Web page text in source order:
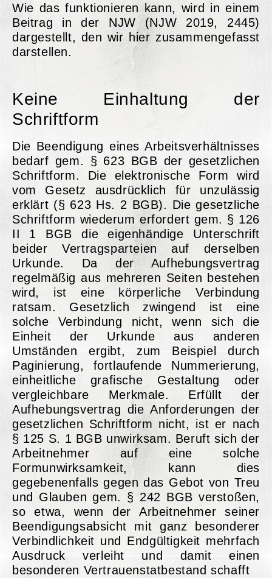
Wie das funktionieren kann, wird in einem
Beitrag in der NJW (NJW 2019, 2445)
dargestellt, den wir hier zusammengefasst
darstellen.
Keine Einhaltung der
Schriftform
Die Beendigung eines Arbeitsverhältnisses
bedarf gem. § 623 BGB der gesetzlichen
Schriftform. Die elektronische Form wird
vom Gesetz ausdrücklich für unzulässig
erklärt (§ 623 Hs. 2 BGB). Die gesetzliche
Schriftform wiederum erfordert gem. § 126
II 1 BGB die eigenhändige Unterschrift
beider Vertragsparteien auf derselben
Urkunde. Da der Aufhebungsvertrag
regelmäßig aus mehreren Seiten bestehen
wird, ist eine körperliche Verbindung
ratsam. Gesetzlich zwingend ist eine
solche Verbindung nicht, wenn sich die
Einheit der Urkunde aus anderen
Umständen ergibt, zum Beispiel durch
Paginierung, fortlaufende Nummerierung,
einheitliche grafische Gestaltung oder
vergleichbare Merkmale. Erfüllt der
Aufhebungsvertrag die Anforderungen der
gesetzlichen Schriftform nicht, ist er nach
§ 125 S. 1 BGB unwirksam. Beruft sich der
Arbeitnehmer auf eine solche
Formunwirksamkeit, kann dies
gegebenenfalls gegen das Gebot von Treu
und Glauben gem. § 242 BGB verstoßen,
so etwa, wenn der Arbeitnehmer seiner
Beendigungsabsicht mit ganz besonderer
Verbindlichkeit und Endgültigkeit mehrfach
Ausdruck verleiht und damit einen
besonderen Vertrauenstatbestand schafft